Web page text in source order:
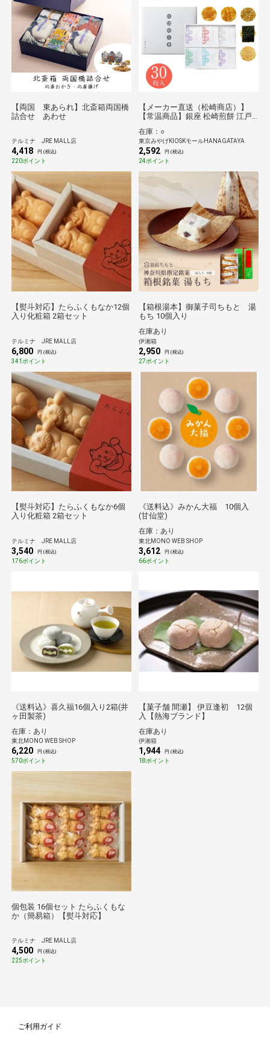
【両国 東あられ】北斎箱両国橋
詰合せ あわせ
テルミナ JRE MALL店
4,418 円 (税込)
220ポイント
【メーカー直送（松崎商店）】
【常温商品】銀座 松崎煎餅 江戸
在庫：○
東京みやげKIOSKモールHANAGATAYA
2,592 円 (税込)
24ポイント
【熨斗対応】たらふくもなか12個
入り化粧箱 2箱セット
テルミナ JRE MALL店
6,800 円 (税込)
341ポイント
【箱根湯本】御菓子司ちもと 湯
もち 10個入り
在庫あり
伊湘箱
2,950 円 (税込)
27ポイント
【熨斗対応】たらふくもなか6個
入り化粧箱 2箱セット
テルミナ JRE MALL店
3,540 円 (税込)
176ポイント
《送料込》みかん大福 10個入
(甘仙堂)
在庫：あり
東北MONO WEB SHOP
3,612 円 (税込)
66ポイント
《送料込》喜久福16個入り2箱(井
ヶ田製茶)
在庫：あり
東北MONO WEB SHOP
6,220 円 (税込)
570ポイント
【菓子舗 間瀬】 伊豆逢初 12個
入【熱海ブランド】
在庫あり
伊湘箱
1,944 円 (税込)
18ポイント
個包装 16個セット たらふくもな
か（簡易箱）【熨斗対応】
テルミナ JRE MALL店
4,500 円 (税込)
225ポイント
ご利用ガイド